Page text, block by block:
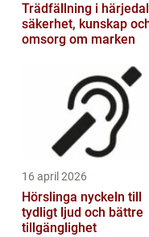
Trädfällning i
säkerhet, kunskap
omsorg om marken
16 april 2026
Hörslinga nyckeln till
tydligt ljud och bättre
tillgänglighet